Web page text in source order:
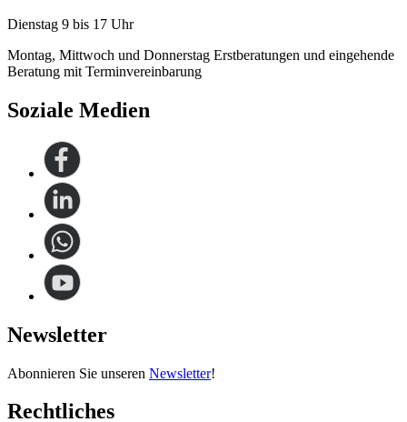
Dienstag 9 bis 17 Uhr
Montag, Mittwoch und Donnerstag Erstberatungen und eingehende
Beratung mit Terminvereinbarung
Soziale Medien
Newsletter
Abonnieren Sie unseren Newsletter!
Rechtliches